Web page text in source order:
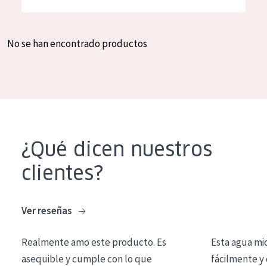
Crema de día
Crema de noche
Limpieza
Spanish
No se han encontrado productos
¿Qué dicen nuestros
clientes?
Ver reseñas
Realmente amo este producto. Es
asequible y cumple con lo que
Esta agua
fácilmente y